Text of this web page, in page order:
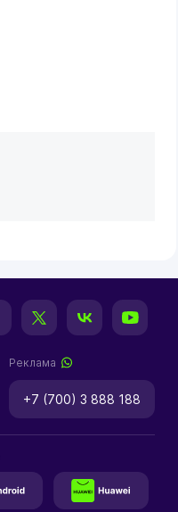
Реклама
+7 (700) 3 888 188